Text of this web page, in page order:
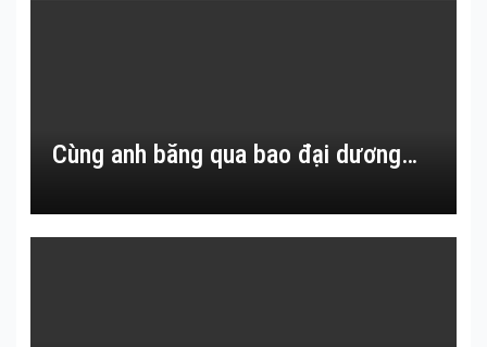
Cùng anh băng qua bao đại dương…